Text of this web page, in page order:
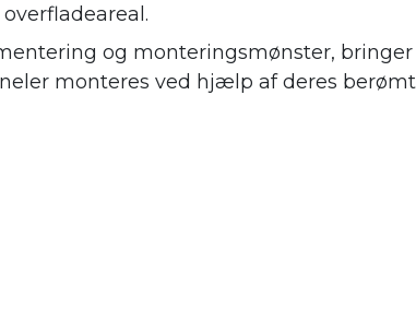
og monteringsmønster, bringer
monteres ved hjælp af deres